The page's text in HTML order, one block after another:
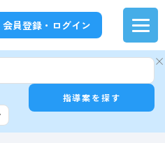
会員登録・ログイン
指導案を探す